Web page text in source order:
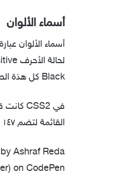
أسماء الألوان
أسماء الألوان
لحالة الأحرف case-insensitive أي لا فرق بين الحروف الكبيرة والصغيرة،
Black كل هذة
القائمة لتضم ١٤٧ لون:
Ashraf Reda
on CodePen.